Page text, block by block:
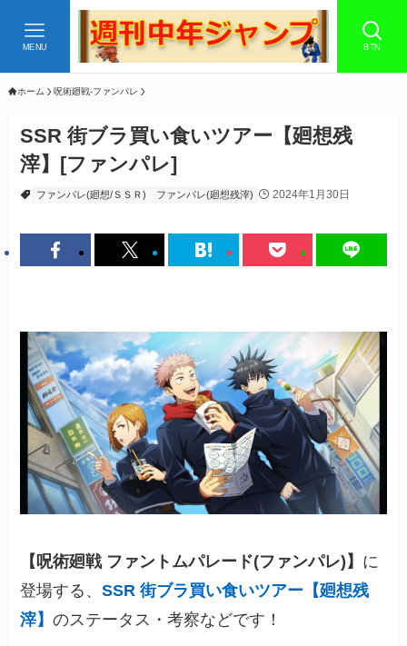
BTN
MENU
ホーム 呪術廻戦-ファンパレ
SSR 街ブラ買い食いツアー【廻想残
滓】[ファンパレ]
ファンパレ(廻想/ＳＳＲ) ファンパレ(廻想残滓) 2024年1月30日
【呪術廻戦 ファントムパレード(ファンパレ)】 に
登場する、SSR 街ブラ買い食いツアー【廻想残
滓】のステータス・考察などです！